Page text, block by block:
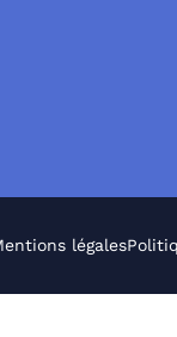
légales